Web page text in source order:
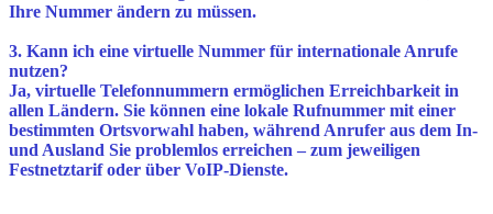
Ihre Nummer ändern zu müssen.
3. Kann ich eine virtuelle Nummer für internationale Anrufe
nutzen?
Ja, virtuelle Telefonnummern ermöglichen Erreichbarkeit in
allen Ländern. Sie können eine lokale Rufnummer mit einer
bestimmten Ortsvorwahl haben, während Anrufer aus dem In-
und Ausland Sie problemlos erreichen – zum jeweiligen
Festnetztarif oder über VoIP-Dienste.